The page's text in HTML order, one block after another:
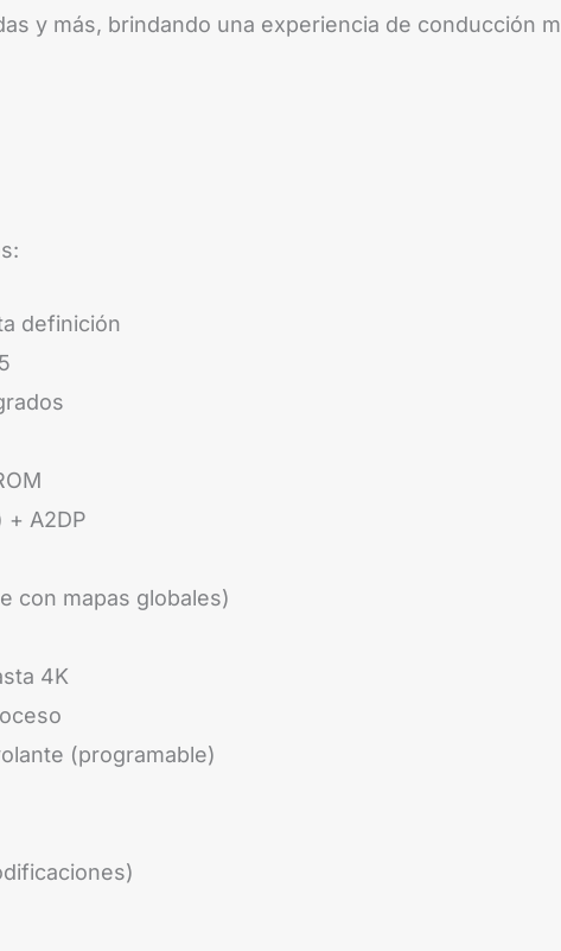
y más, brindando una experiencia de conducción
definición
+ A2DP
con mapas globales)
4K
(programable)